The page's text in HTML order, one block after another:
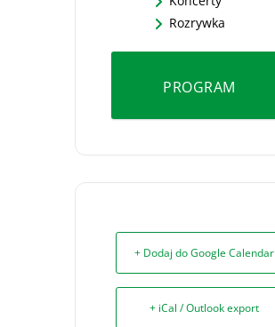
Rozrywka
PROGRAM
+ Dodaj do Google Calendar
+ iCal / Outlook export